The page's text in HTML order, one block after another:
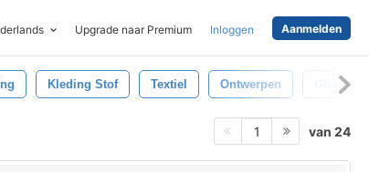
Upgrade naar Premium Inloggen Aanmelden
Kleding Stof Textiel Ontwerpen
1 van 24